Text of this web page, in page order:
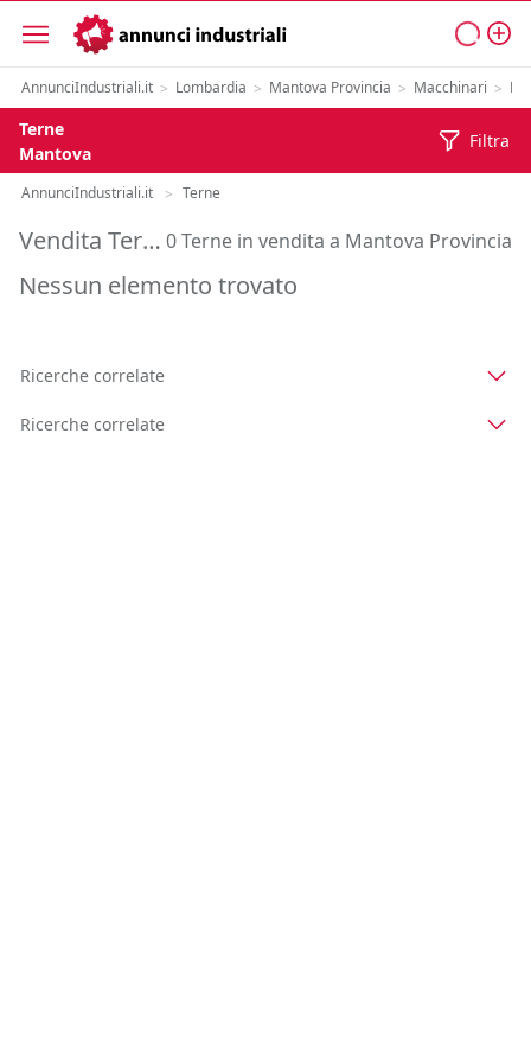
AnnunciIndustriali.it > Lombardia > Mantova Provincia > Macchinari >
Terne
Mantova
Filtra
AnnunciIndustriali.it > Terne
Vendita Terne in Provincia di Mantova 0 Terne in vendita a Mantova Provincia
Nessun elemento trovato
Ricerche correlate
Ricerche correlate